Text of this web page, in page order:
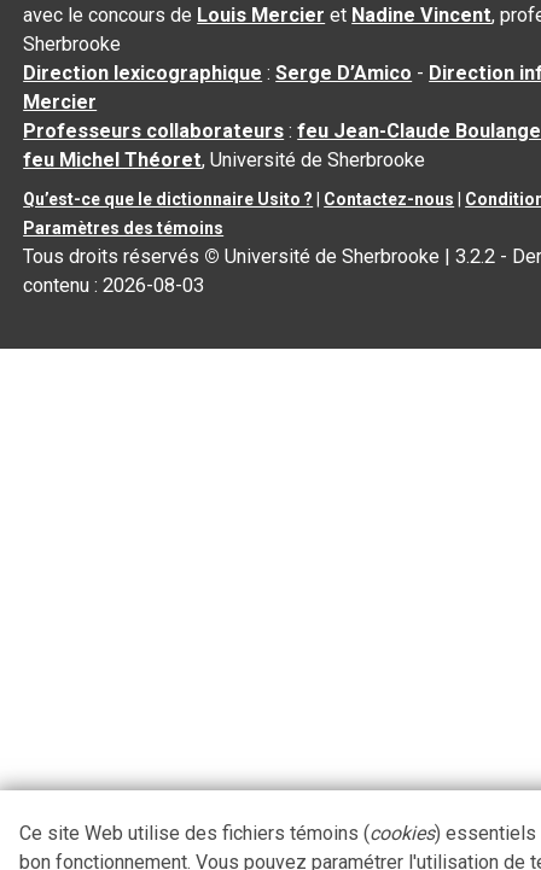
avec le concours de Louis Mercier et Nadine Vincent,
Sherbrooke
Direction lexicographique :Serge D’Amico - Direction
Mercier
Professeurs collaborateurs :feu Jean-Claude
feu Michel Théoret, Université de Sherbrooke
Qu’est-ce que le dictionnaire Usito ? Contactez-nous
Paramètres des témoins
Tous droits réservés © Université de Sherbrooke |3.2.2 -
contenu :2026-08-03
Ce site Web utilise des fichiers témoins (cookies) essentiels
bon fonctionnement. Vous pouvez paramétrer l'utilisation de